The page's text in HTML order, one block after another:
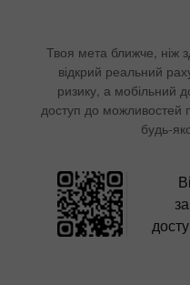
Твоя мета ближче, ніж
відкрий реальний
ризику, а мобільний
доступ до можливостей
будь-